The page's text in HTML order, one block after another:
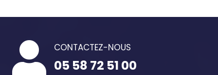
CONTACTEZ-NOUS
05 58 72 51 00